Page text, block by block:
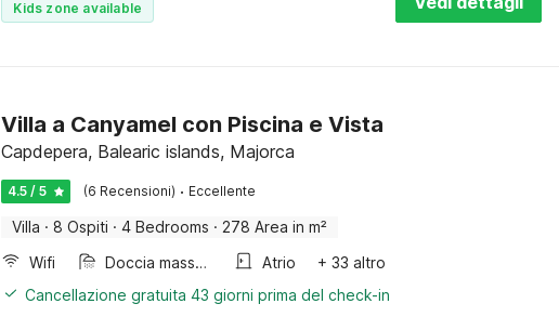
Kids zone available
Villa a Canyamel con Piscina e Vista
Capdepera, Balearic islands, Majorca
4.5 / 5 (6 Recensioni) · Eccellente
Villa · 8 Ospiti · 4 Bedrooms · 278 Area in m²
Wifi
Doccia massaggio Atrio
+ 33 altro
Cancellazione gratuita 43 giorni prima del check-in